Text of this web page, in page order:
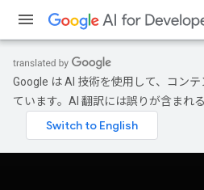
Google は AI 技術を使用して、コン
ています。AI 翻訳には誤りが含まれ